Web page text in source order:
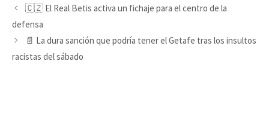
🇨🇿 El Real Betis activa un fichaje para el centro de la
defensa
📄 La dura sanción que podría tener el Getafe tras los insultos
racistas del sábado